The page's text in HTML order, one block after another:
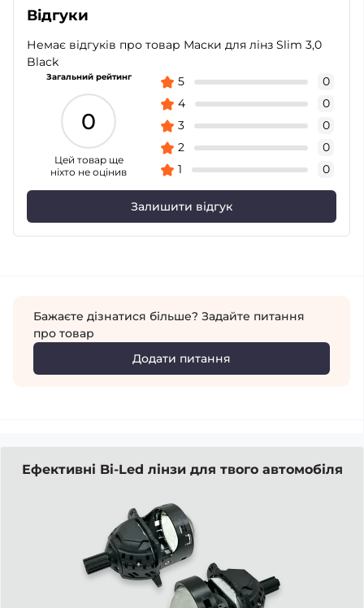
Відгуки
Немає відгуків про товар Маски для лінз Slim 3,0
Black
Загальний рейтинг
0
Цей товар ще
ніхто не оцінив
5
0
4
0
3
0
2
0
1
0
Залишити відгук
Бажаєте дізнатися більше? Задайте питання
про товар
Додати питання
Ефективні Bi-Led лінзи для твого автомобіля